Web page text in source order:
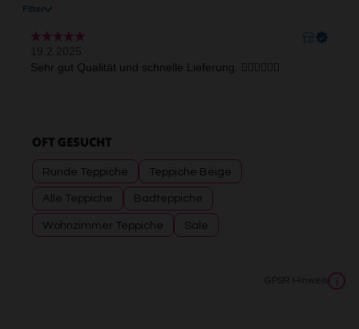
OFT GESUCHT
Runde Teppiche Teppiche Beige
Alle Teppiche Badteppiche
Wohnzimmer Teppiche Sale
GPSR Hinweis i